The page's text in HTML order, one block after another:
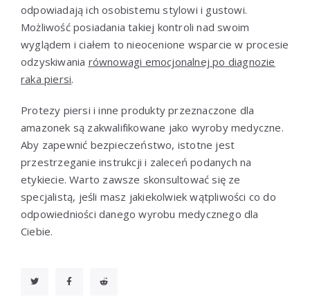
odpowiadają ich osobistemu stylowi i gustowi.
Możliwość posiadania takiej kontroli nad swoim
wyglądem i ciałem to nieocenione wsparcie w procesie
odzyskiwania równowagi emocjonalnej po diagnozie
raka piersi.
Protezy piersi i inne produkty przeznaczone dla
amazonek są zakwalifikowane jako wyroby medyczne.
Aby zapewnić bezpieczeństwo, istotne jest
przestrzeganie instrukcji i zaleceń podanych na
etykiecie. Warto zawsze skonsultować się ze
specjalistą, jeśli masz jakiekolwiek wątpliwości co do
odpowiedniości danego wyrobu medycznego dla
Ciebie.